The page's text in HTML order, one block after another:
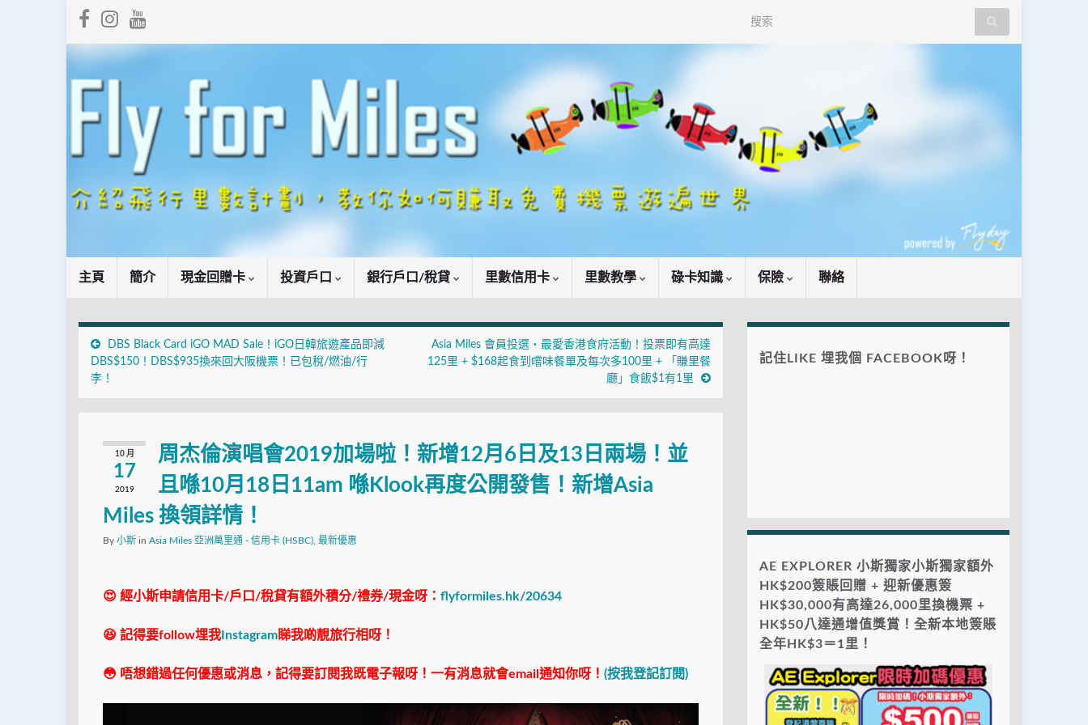
Search for:
主頁 簡介 現金回贈卡 投資戶口 銀行戶口/稅貸 里數信用卡 里數教學 碌卡知識 保險 聯絡
DBS Black Card iGO MAD Sale！iGO日韓旅遊產品即減
DBS$150！DBS$935換來回大阪機票！已包稅/燃油/行
李！
Asia Miles 會員投選・最愛香港食府活動！投票即有高達
125里 + $168起食到嚐味餐單及每次多100里 + 「賺里餐
廳」食飯$1有1里
10 月
17
2019
周杰倫演唱會2019加場啦！新增12月6日及13日兩場！並
且喺10月18日11am 喺Klook再度公開發售！新增Asia
Miles 換領詳情！
By 小斯 in Asia Miles 亞洲萬里通 - 信用卡 (HSBC) 最新優惠
😍 經小斯申請信用卡/戶口/稅貸有額外積分/禮券/現金呀： flyformiles.hk/20634
😆 記得要follow埋我 Instagram睇我啲靚旅行相呀！
😳 唔想錯過任何優惠或消息，記得要訂閱我既電子報呀！一有消息就會email通知你呀！ (按我登記訂閱)
記住LIKE 埋我個 FACEBOOK呀！
AE EXPLORER 小斯獨家小斯獨家額外
HK$200簽賬回贈 + 迎新優惠簽
HK$30,000有高達26,000里換機票 +
HK$50八達通增值獎賞！全新本地簽賬
全年HK$3＝1里！